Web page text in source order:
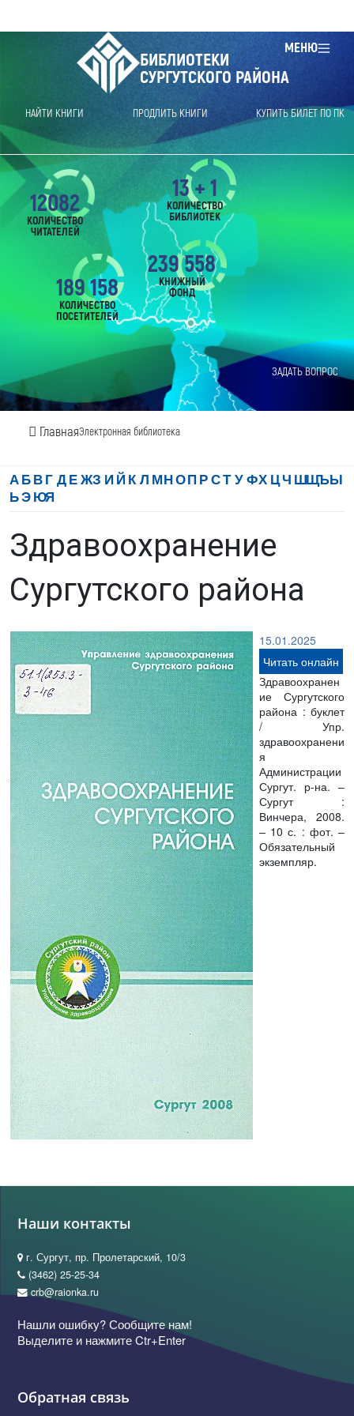
МЕНЮ
БИБЛИОТЕКИ
СУРГУТСКОГО РАЙОНА
НАЙТИ КНИГИ ПРОДЛИТЬ КНИГИ КУПИТЬ БИЛЕТ ПО ПК
ЗАДАТЬ ВОПРОС
ГлавнаяЭлектронная библиотека
12082
КОЛИЧЕСТВО
ЧИТАТЕЛЕЙ
189 158
КОЛИЧЕСТВО
ПОСЕТИТЕЛЕЙ
239 558
КНИЖНЫЙ
ФОНД
13 + 1
КОЛИЧЕСТВО
БИБЛИОТЕК
АБВГ ДЕЖЗ И Й К Л МНОП РСТ УФХ ЦЧ ШЩЪЫ
ЬЭЮЯ
Здравоохранение
Сургутского района
15.01.2025
Читать онлайн
Здравоохранен
ие Сургутского
района : буклет
/ Упр.
здравоохранени
я
Администрации
Сургут. р-на. –
Сургут :
Винчера, 2008.
– 10 с. : фот. –
Обязательный
экземпляр.
Наши контакты
г. Сургут, пр. Пролетарский, 10/3
(3462) 25-25-34
crb@raionka.ru
Нашли ошибку? Сообщите нам!
Выделите и нажмите Ctr+Enter
Обратная связь